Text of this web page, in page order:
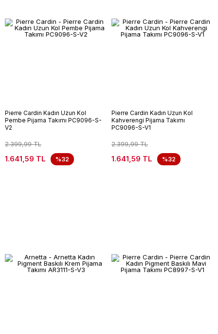
Pierre Cardin Kadın Uzun Kol
Pembe Pijama Takımı PC9096-S-
V2
2.399,99 TL
1.641,59 TL %32
Pierre Cardin Kadın Uzun Kol
Kahverengi Pijama Takımı
PC9096-S-V1
2.399,99 TL
1.641,59 TL %32